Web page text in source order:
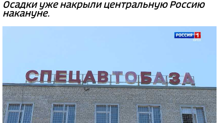
Осадки уже накрыли центральную Россию
накануне.